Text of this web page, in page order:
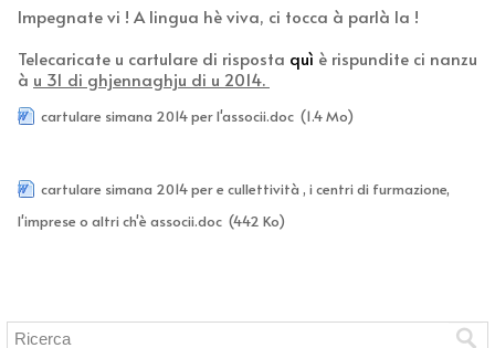
Impegnate vi ! A lingua hè viva, ci tocca à parlà la !
Telecaricate u cartulare di risposta quì è rispundite ci nanzu
à u 31 di ghjennaghju di u 2014.
cartulare simana 2014 per l'associi.doc (1.4 Mo)
cartulare simana 2014 per e cullettività , i centri di furmazione,
l'imprese o altri ch'è associi.doc (442 Ko)